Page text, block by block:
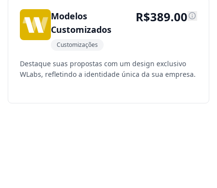
Modelos
Customizados
Customizações
R$389.00
Destaque suas propostas com um design exclusivo
WLabs, refletindo a identidade única da sua empresa.